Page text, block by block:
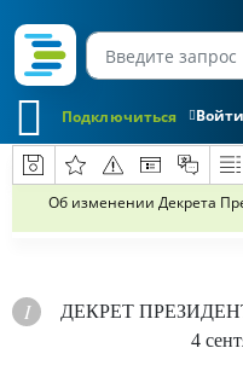
Войти
Подключиться
Об изменении Декрета
ДЕКРЕТ
4